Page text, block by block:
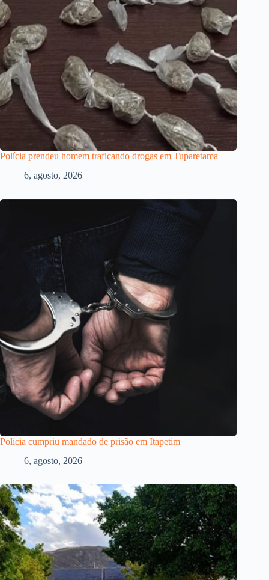
Polícia prendeu homem traficando drogas em Tuparetama
6, agosto, 2026
Polícia cumpriu mandado de prisão em Itapetim
6, agosto, 2026